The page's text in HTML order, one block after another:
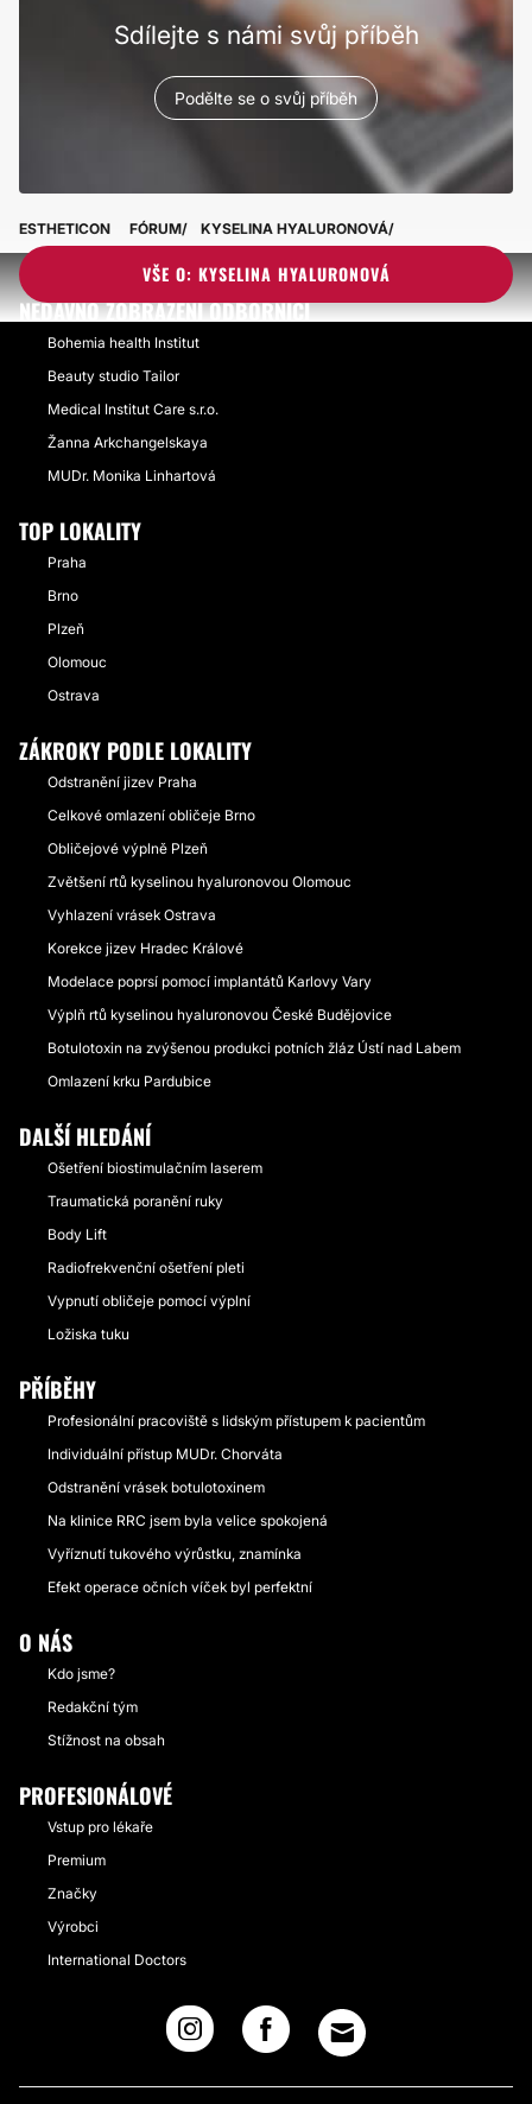
Sdílejte s námi svůj příběh
Podělte se o svůj příběh
VŠE O: KYSELINA HYALURONOVÁ
ESTHETICON FÓRUM KYSELINA HYALURONOVÁ
NEDÁVNO ZOBRAZENÍ ODBORNÍCI
Bohemia health Institut
Beauty studio Tailor
Medical Institut Care s.r.o.
Žanna Arkchangelskaya
MUDr. Monika Linhartová
TOP LOKALITY
Praha
Brno
Plzeň
Olomouc
Ostrava
ZÁKROKY PODLE LOKALITY
Odstranění jizev Praha
Celkové omlazení obličeje Brno
Obličejové výplně Plzeň
Zvětšení rtů kyselinou hyaluronovou Olomouc
Vyhlazení vrásek Ostrava
Korekce jizev Hradec Králové
Modelace poprsí pomocí implantátů Karlovy Vary
Výplň rtů kyselinou hyaluronovou České Budějovice
Botulotoxin na zvýšenou produkci potních žláz Ústí nad Labem
Omlazení krku Pardubice
DALŠÍ HLEDÁNÍ
Ošetření biostimulačním laserem
Traumatická poranění ruky
Body Lift
Radiofrekvenční ošetření pleti
Vypnutí obličeje pomocí výplní
Ložiska tuku
PŘÍBĚHY
Profesionální pracoviště s lidským přístupem k pacientům
Individuální přístup MUDr. Chorváta
Odstranění vrásek botulotoxinem
Na klinice RRC jsem byla velice spokojená
Vyříznutí tukového výrůstku, znamínka
Efekt operace očních víček byl perfektní
O NÁS
Kdo jsme?
Redakční tým
Stížnost na obsah
PROFESIONÁLOVÉ
Vstup pro lékaře
Premium
Značky
Výrobci
International Doctors